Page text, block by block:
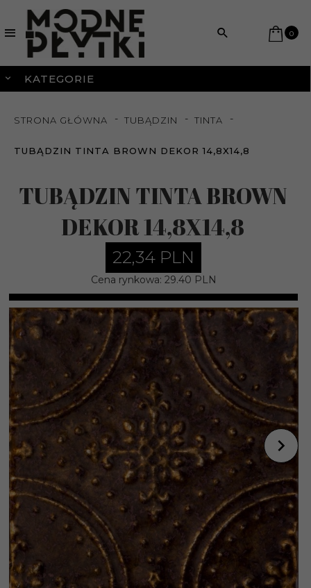
0
KATEGORIE
STRONA GŁÓWNA TUBĄDZIN TINTA
TUBĄDZIN TINTA BROWN DEKOR 14,8X14,8
TUBĄDZIN TINTA BROWN
DEKOR 14,8X14,8
22,34 PLN
Cena rynkowa: 29.40 PLN